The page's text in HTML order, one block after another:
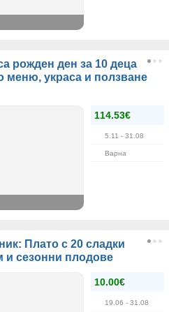
рожден ден за 10 деца
меню, украса и ползване
114.53€
5.11 - 31.08
Варна
Плато с 20 сладки
и сезонни плодове
10.00€
19.06 - 31.08